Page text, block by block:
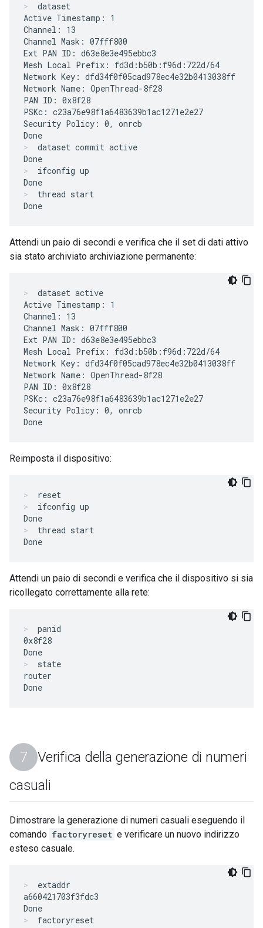
dataset
Active Timestamp: 1
Channel: 13
Channel Mask: 07fff800
Ext PAN ID: d63e8e3e495ebbc3
Mesh Local Prefix: fd3d:b50b:f96d:722d/64
Network Key: dfd34f0f05cad978ec4e32b0413038ff
Network Name: OpenThread-8f28
PAN ID: 0x8f28
PSKc: c23a76e98f1a6483639b1ac1271e2e27
Security Policy: 0, onrcb
dataset commit active
ifconfig up
thread start
Attendi un paio di secondi e verifica che il set di dati attivo
sia stato archiviato archiviazione permanente:
dataset active
Active Timestamp: 1
Channel: 13
Channel Mask: 07fff800
Ext PAN ID: d63e8e3e495ebbc3
Mesh Local Prefix: fd3d:b50b:f96d:722d/64
Network Key: dfd34f0f05cad978ec4e32b0413038ff
Network Name: OpenThread-8f28
PAN ID: 0x8f28
PSKc: c23a76e98f1a6483639b1ac1271e2e27
Security Policy: 0, onrcb
Reimposta il dispositivo:
reset
ifconfig up
thread start
Attendi un paio di secondi e verifica che il dispositivo si sia
ricollegato correttamente alla rete:
panid
0x8f28
state
router
Verifica della generazione di numeri
casuali
Dimostrare la generazione di numeri casuali eseguendo il
comando factoryreset e verificare un nuovo indirizzo
esteso casuale.
extaddr
a660421703f3fdc3
factoryreset